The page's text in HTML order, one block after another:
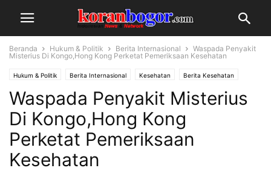
Beranda Hukum & Politik Berita Internasional
Waspada Penyakit
Misterius Di Kongo,Hong Kong Perketat Pemeriksaan Kesehatan
Hukum & Politik Berita Internasional Kesehatan Berita Kesehatan
Waspada Penyakit Misterius
Di Kongo,Hong Kong
Perketat Pemeriksaan
Kesehatan